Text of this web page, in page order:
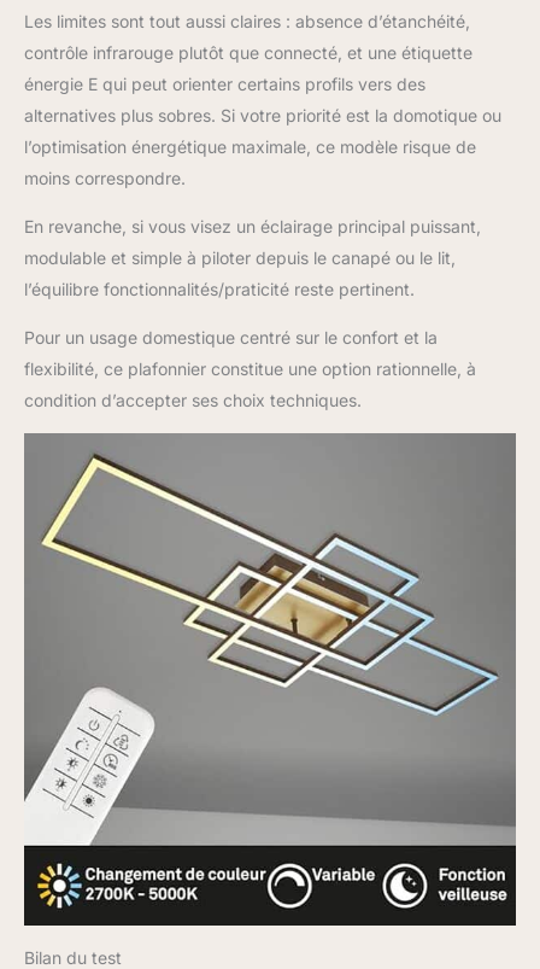
Les limites sont tout aussi claires : absence d’étanchéité,
contrôle infrarouge plutôt que connecté, et une étiquette
énergie E qui peut orienter certains profils vers des
alternatives plus sobres. Si votre priorité est la domotique ou
l’optimisation énergétique maximale, ce modèle risque de
moins correspondre.
En revanche, si vous visez un éclairage principal puissant,
modulable et simple à piloter depuis le canapé ou le lit,
l’équilibre fonctionnalités/praticité reste pertinent.
Pour un usage domestique centré sur le confort et la
flexibilité, ce plafonnier constitue une option rationnelle, à
condition d’accepter ses choix techniques.
Bilan du test